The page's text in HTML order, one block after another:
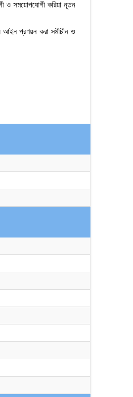
ও সময়োপযোগী করিয়া নূতন
প্রণয়ন করা সমীচীন ও